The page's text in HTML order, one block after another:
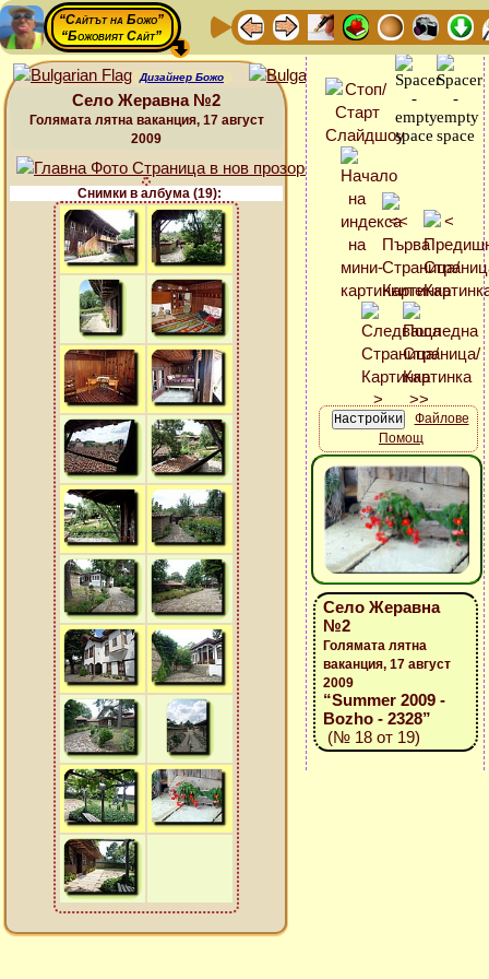
“Сайтът на Божо”
“Божовият Сайт”
Дизайнер Божо
Село Жеравна №2
Голямата лятна ваканция, 17 август
2009
Снимки в албума (19):
Файлове
Помощ
Село Жеравна
№2
Голямата лятна
ваканция, 17 август
2009
“Summer 2009 -
Bozho - 2328”
(№ 18 от 19)